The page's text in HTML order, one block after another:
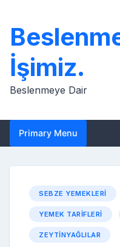
content
İşimiz.
Beslenmeye Dair
Primary Menu
SEBZE YEMEKLERI
YEMEK TARIFLERI
ZEYTINYAĞLILAR